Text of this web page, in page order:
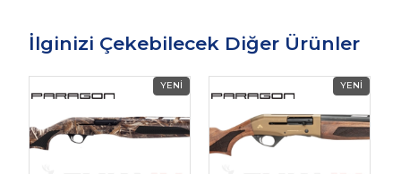
İlginizi Çekebilecek Diğer Ürünler